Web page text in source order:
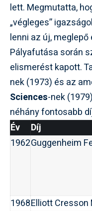
lett. Megmutatta,
„végleges”
lenni az új,
Pályafutása során
elismerést kapott.
nek (1973) és az
Sciences-nek
néhány fontosabb
Év
Díj
1962Guggenheim
1968Elliott Cresson